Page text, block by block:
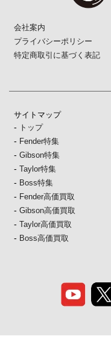
会社案内
プライバシーポリシー
特定商取引に基づく表記
サイトマップ
- トップ
- Fender特集
-Gibson特集
-Taylor特集
- Boss特集
- Fender高価買取
-Gibson高価買取
-Taylor高価買取
- Boss高価買取